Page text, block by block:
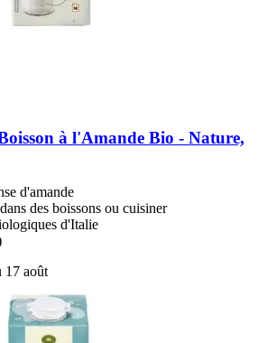
à l'Amande Bio -​ Nature,
d'amande
des boissons ou cuisiner
d'Italie
17 août